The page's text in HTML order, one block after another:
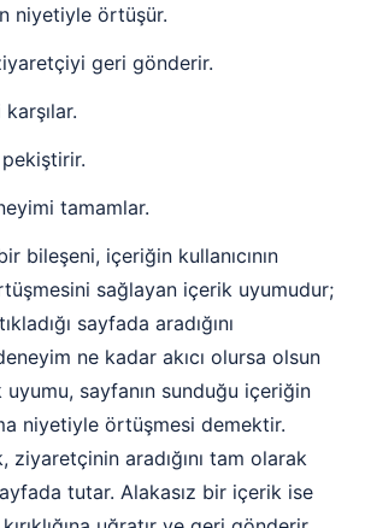
niyetiyle örtüşür.
geri gönderir.
tamamlar.
bileşeni, içeriğin kullanıcının
sağlayan içerik uyumudur;
sayfada aradığını
ne kadar akıcı olursa olsun
sayfanın sunduğu içeriğin
niyetiyle örtüşmesi demektir.
ziyaretçinin aradığını tam olarak
tutar. Alakasız bir içerik ise